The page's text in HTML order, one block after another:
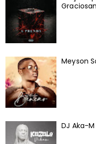
Meyson
DJ Aka-